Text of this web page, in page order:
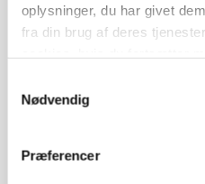
oplysninger, du har givet
fra din brug af deres
Nødvendig
Præferencer